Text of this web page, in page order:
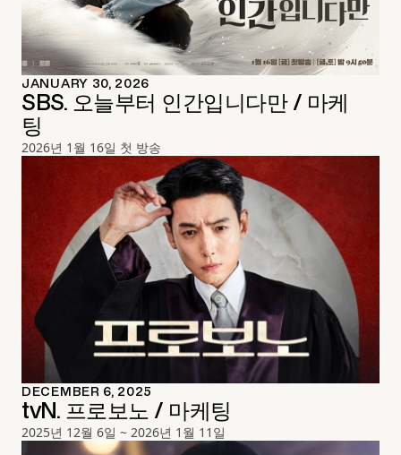
JANUARY 30, 2026
SBS. 오늘부터 인간입니다만 / 마케
팅
2026년 1월 16일 첫 방송
DECEMBER 6, 2025
tvN. 프로보노 / 마케팅
2025년 12월 6일 ~ 2026년 1월 11일